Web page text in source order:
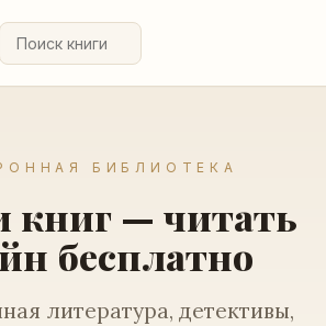
БИБЛИОТЕКА
книг — читать
бесплатно
литература, детективы,